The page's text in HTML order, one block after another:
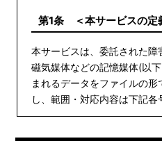
第1条 ＜本サービスの定
本サービスは、委託された
磁気媒体などの記憶媒体(以
まれるデータをファイルの
し、範囲・対応内容は下記各